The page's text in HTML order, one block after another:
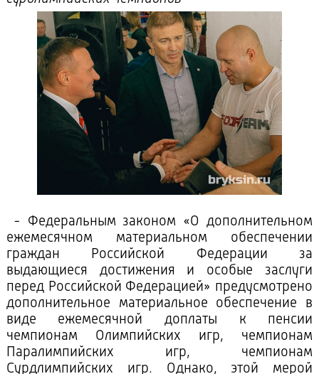
- Федеральным законом «О дополнительном
ежемесячном материальном обеспечении
граждан Российской Федерации за
выдающиеся достижения и особые заслуги
перед Российской Федерацией» предусмотрено
дополнительное материальное обеспечение в
виде ежемесячной доплаты к пенсии
чемпионам Олимпийских игр, чемпионам
Паралимпийских игр, чемпионам
Сурдлимпийских игр. Однако, этой мерой